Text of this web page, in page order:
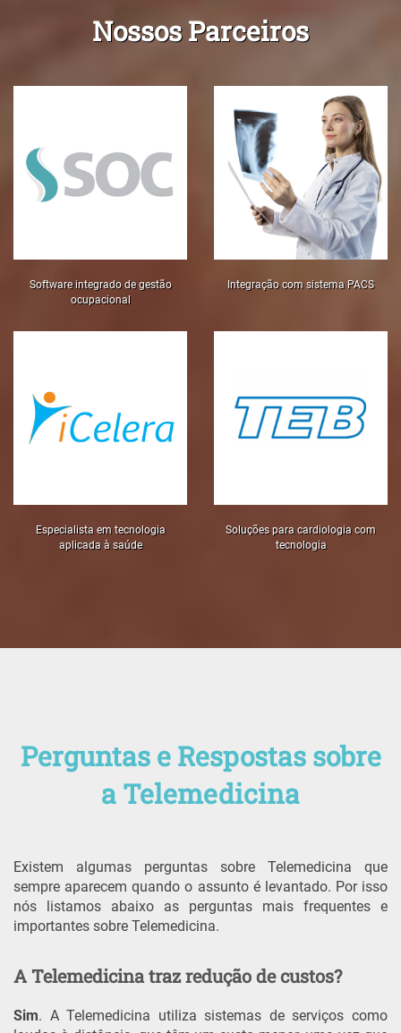
Nossos Parceiros
Software integrado de gestão
ocupacional
Integração com sistema PACS
Especialista em tecnologia
aplicada à saúde
Soluções para cardiologia com
tecnologia
Perguntas e Respostas sobre
a Telemedicina
Existem algumas perguntas sobre Telemedicina que
sempre aparecem quando o assunto é levantado. Por isso
nós listamos abaixo as perguntas mais frequentes e
importantes sobre Telemedicina.
A Telemedicina traz redução de custos?
Sim. A Telemedicina utiliza sistemas de serviços como